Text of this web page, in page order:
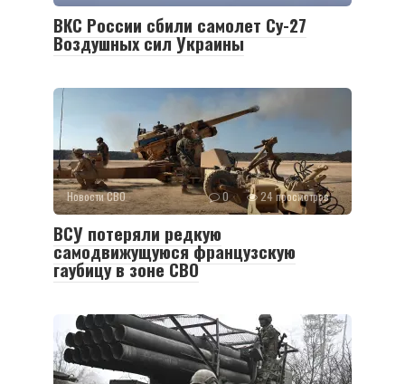
ВКС России сбили самолет Су-27
Воздушных сил Украины
Новости СВО 0 24 просмотров
ВСУ потеряли редкую
самодвижущуюся французскую
гаубицу в зоне СВО